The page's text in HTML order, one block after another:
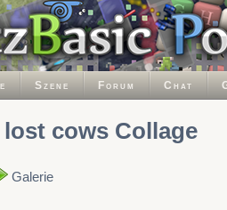
Szene Forum Chat
cows Collage
Galerie